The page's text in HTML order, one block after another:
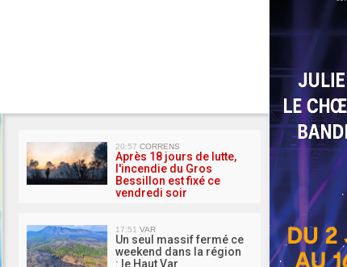
MA
20:57 CORRENS
Après 18 jours de lutte,
l'incendie du Gros
Bessillon est fixé ce
vendredi soir
17:51 VAR
Un seul massif fermé ce
weekend dans la région
: le Haut Var